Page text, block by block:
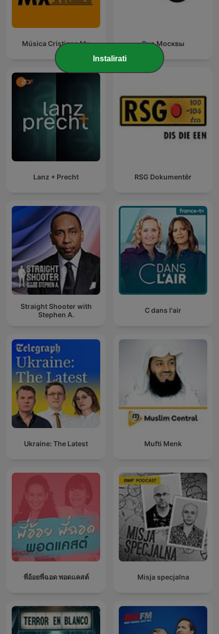
Música Cristiana Mx Эхо Москвы
Lanz + Precht RSG Dokumentêr
Straight Shooter with
Stephen A.
C dans l'air
Ukraine: The Latest Mufti Menk
พี่อ้อยพี่ฉอด พอดแคสต์ Misja specjalna
Instalirati